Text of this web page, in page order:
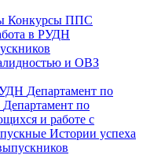
Конкурсы ППС
в РУДН
и ОВЗ
Департамент по
Департамент по
и работе с
Истории успеха